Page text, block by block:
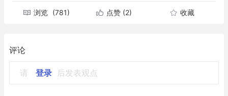
浏览 (781) 点赞 (2) 收藏
评论
请 登录 后发表观点